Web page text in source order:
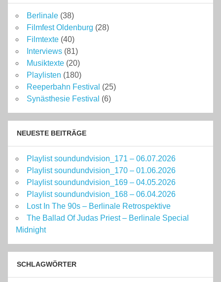
Berlinale (38)
Filmfest Oldenburg (28)
Filmtexte (40)
Interviews (81)
Musiktexte (20)
Playlisten (180)
Reeperbahn Festival (25)
Synästhesie Festival (6)
NEUESTE BEITRÄGE
Playlist soundundvision_171 – 06.07.2026
Playlist soundundvision_170 – 01.06.2026
Playlist soundundvision_169 – 04.05.2026
Playlist soundundvision_168 – 06.04.2026
Lost In The 90s – Berlinale Retrospektive
The Ballad Of Judas Priest – Berlinale Special
Midnight
SCHLAGWÖRTER